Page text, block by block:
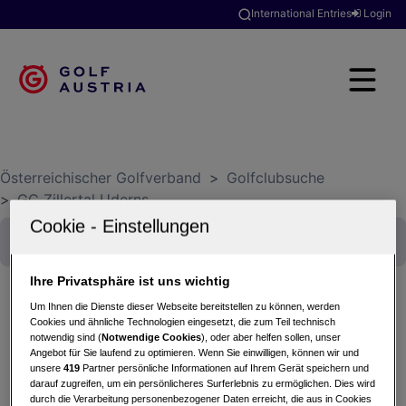
International Entries Login
Österreichischer Golfverband > Golfclubsuche
> GC Zillertal Uderns
Early Morning U1 Donnerstag 9er 2024
11.04.2024 - 9-Loch-Turnier
GC Zillertal Uderns
Ihre Privatsphäre ist uns wichtig
Um Ihnen die Dienste dieser Webseite bereitstellen zu können, werden
Cookies und ähnliche Technologien eingesetzt, die zum Teil technisch
notwendig sind (Notwendige Cookies), oder aber helfen sollen, unser
Angebot für Sie laufend zu optimieren. Wenn Sie einwilligen, können wir und
unsere419 Partner persönliche Informationen auf Ihrem Gerät speichern und
darauf zugreifen, um ein persönlicheres Surferlebnis zu ermöglichen. Dies wird
durch die Verarbeitung personenbezogener Daten erreicht, die aus in Cookies